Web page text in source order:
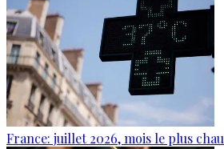
France: juillet 2026, mois le plus